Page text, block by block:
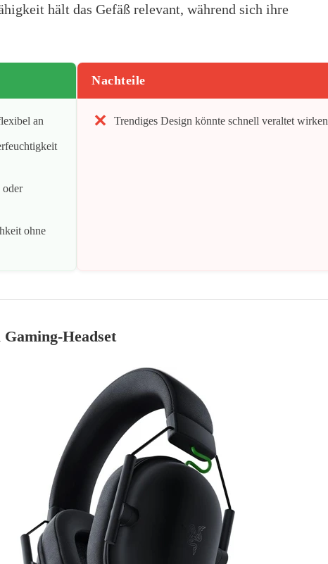
hält das Gefäß relevant, während sich ihre
an
oder
ohne
Nachteile
Trendiges Design könnte schnell veraltet wirken
Headset